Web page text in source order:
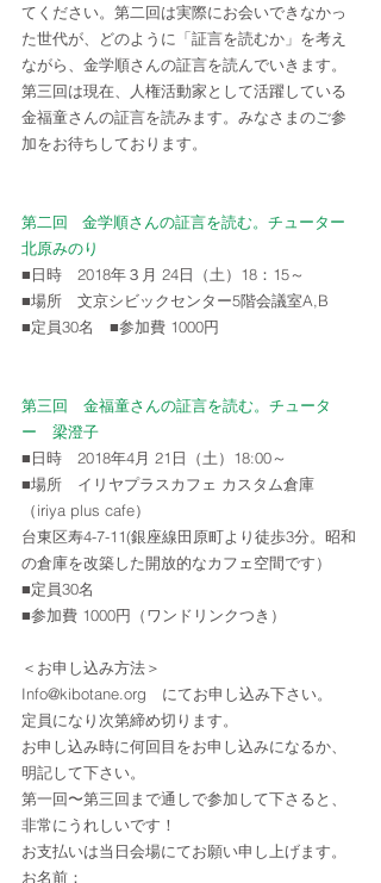
てください。第二回は実際にお会いできなかっ
た世代が、どのように「証言を読むか」を考え
ながら、金学順さんの証言を読んでいきます。
第三回は現在、人権活動家として活躍している
金福童さんの証言を読みます。みなさまのご参
加をお待ちしております。
第二回   金学順さんの証言を読む。チューター
北原みのり
■日時　2018年３月 24日（土）18：15～
■場所　文京シビックセンター5階会議室A,B
■定員30名　■参加費 1000円
第三回　金福童さんの証言を読む。チュータ
ー　梁澄子
■日時　2018年4月 21日（土）18:00～
■場所　イリヤプラスカフェ カスタム倉庫
（iriya plus cafe）
台東区寿4-7-11(銀座線田原町より徒歩3分。昭和
の倉庫を改築した開放的なカフェ空間です）
■定員30名
■参加費 1000円（ワンドリンクつき）
＜お申し込み方法＞
Info@kibotane.org　にてお申し込み下さい。
定員になり次第締め切ります。
お申し込み時に何回目をお申し込みになるか、
明記して下さい。
第一回〜第三回まで通しで参加して下さると、
非常にうれしいです！
お支払いは当日会場にてお願い申し上げます。
お名前：